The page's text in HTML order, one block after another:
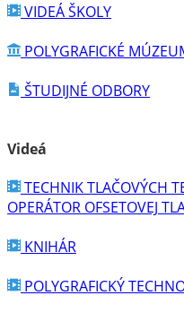
VIDEÁ ŠKOLY
POLYGRAFICKÉ
ŠTUDIJNÉ ODBORY
Videá
TECHNIK TLAČOVÝCH
OPERÁTOR OFSETOVEJ
KNIHÁR
POLYGRAFICKÝ